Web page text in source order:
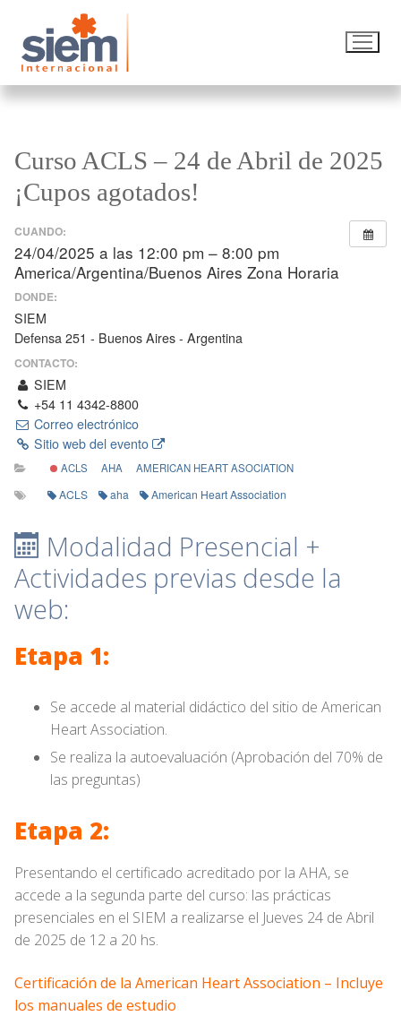
Curso ACLS – 24 de Abril de 2025
¡Cupos agotados!
CUANDO:
24/04/2025 a las 12:00 pm – 8:00 pm
America/Argentina/Buenos Aires Zona Horaria
DONDE:
SIEM
Defensa 251 - Buenos Aires - Argentina
CONTACTO:
SIEM
+54 11 4342-8800
Correo electrónico
Sitio web del evento
ACLS AHA AMERICAN HEART ASOCIATION
ACLS aha American Heart Association
Modalidad Presencial +
Actividades previas desde la
web:
Etapa 1:
Se accede al material didáctico del sitio de American
Heart Association.
Se realiza la autoevaluación (Aprobación del 70% de
las preguntas)
Etapa 2:
Presentando el certificado acreditado por la AHA, se
accede a la segunda parte del curso: las prácticas
presenciales en el SIEM a realizarse el Jueves 24 de Abril
de 2025 de 12 a 20 hs.
Certificación de la American Heart Association – Incluye
los manuales de estudio